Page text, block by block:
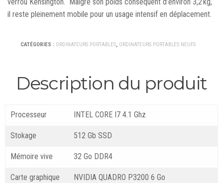
il reste pleinement mobile pour un usage intensif en déplacement.
CATÉGORIES : ORDINATEURS PORTABLES, ORDINATEURS PORTABLES NEUFS
Description du produit
Processeur INTEL CORE I7 4.1 Ghz
Stokage 512 Gb SSD
Mémoire vive 32 Go DDR4
Carte graphique NVIDIA QUADRO P3200 6 Go